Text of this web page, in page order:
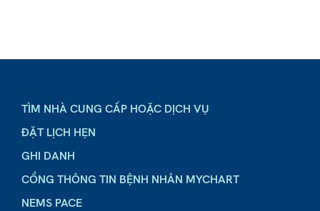
TÌM NHÀ CUNG CẤP HOẶC DỊCH VỤ
ĐẶT LỊCH HẸN
GHI DANH
CỔNG THÔNG TIN BỆNH NHÂN MYCHART
NEMS PACE